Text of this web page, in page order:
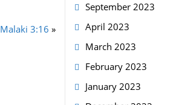
3:16 »
September 2023
April 2023
March 2023
February 2023
January 2023